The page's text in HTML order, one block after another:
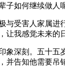
子如何继续做人
受害人家属进
让我感觉未来的
深刻。五十五
并告知他需要